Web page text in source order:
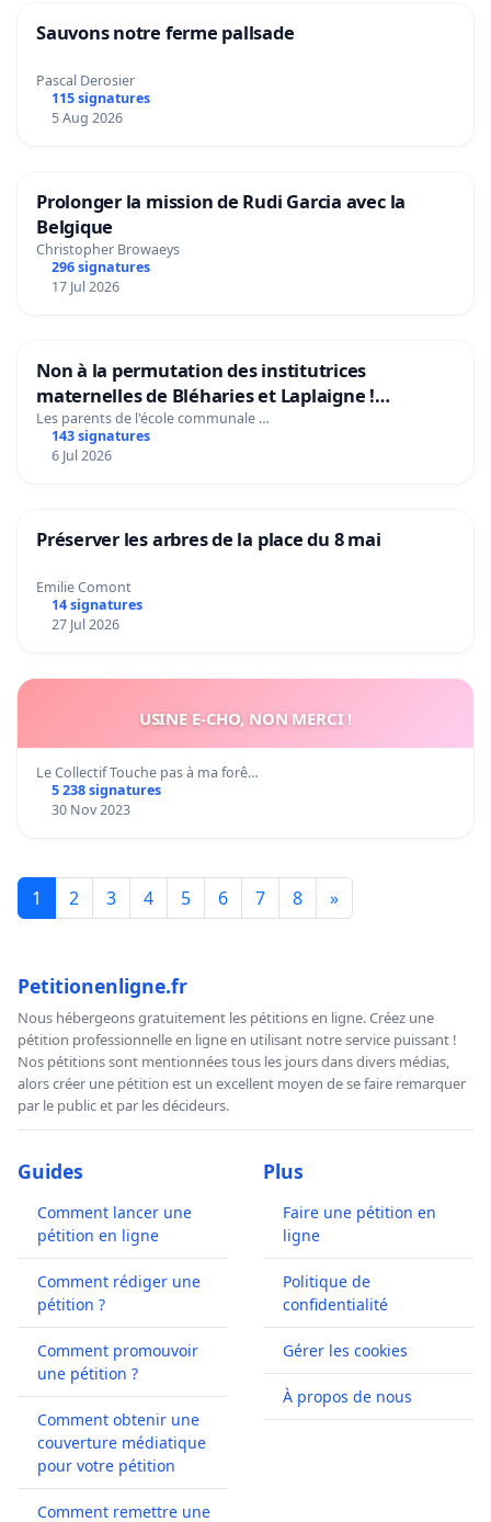
Sauvons notre ferme pallsade
Pascal Derosier
115 signatures
5 Aug 2026
Prolonger la mission de Rudi Garcia avec la
Belgique
Christopher Browaeys
296 signatures
17 Jul 2026
Non à la permutation des institutrices
maternelles de Bléharies et Laplaigne !
Préservons la stabilité de nos enfants.
Les parents de l'école communale …
143 signatures
6 Jul 2026
Préserver les arbres de la place du 8 mai
Emilie Comont
14 signatures
27 Jul 2026
USINE E-CHO, NON MERCI !
Le Collectif Touche pas à ma forê…
5 238 signatures
30 Nov 2023
1 2 3 4 5 6 7 8 »
Petitionenligne.fr
Nous hébergeons gratuitement les pétitions en ligne. Créez une
pétition professionnelle en ligne en utilisant notre service puissant !
Nos pétitions sont mentionnées tous les jours dans divers médias,
alors créer une pétition est un excellent moyen de se faire remarquer
par le public et par les décideurs.
Guides
Comment lancer une
pétition en ligne
Comment rédiger une
pétition ?
Comment promouvoir
une pétition ?
Comment obtenir une
couverture médiatique
pour votre pétition
Comment remettre une
Plus
Faire une pétition en
ligne
Politique de
confidentialité
Gérer les cookies
À propos de nous